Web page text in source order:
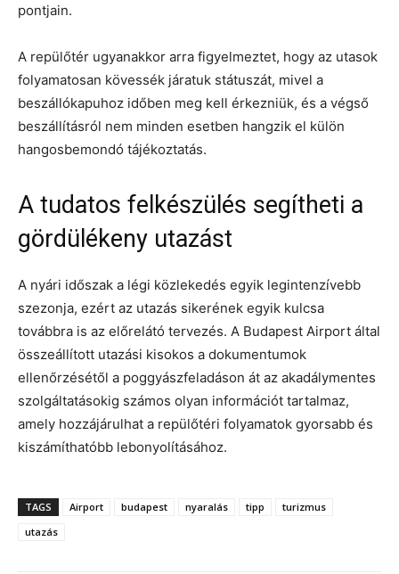
pontjain.
A repülőtér ugyanakkor arra figyelmeztet, hogy az utasok
folyamatosan kövessék járatuk státuszát, mivel a
beszállókapuhoz időben meg kell érkezniük, és a végső
beszállításról nem minden esetben hangzik el külön
hangosbemondó tájékoztatás.
A tudatos felkészülés segítheti a
gördülékeny utazást
A nyári időszak a légi közlekedés egyik legintenzívebb
szezonja, ezért az utazás sikerének egyik kulcsa
továbbra is az előrelátó tervezés. A Budapest Airport által
összeállított utazási kisokos a dokumentumok
ellenőrzésétől a poggyászfeladáson át az akadálymentes
szolgáltatásokig számos olyan információt tartalmaz,
amely hozzájárulhat a repülőtéri folyamatok gyorsabb és
kiszámíthatóbb lebonyolításához.
TAGS Airport budapest nyaralás tipp
turizmus
utazás